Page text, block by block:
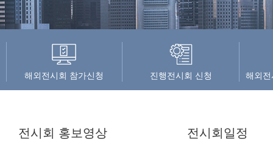
해외전시회 참가신청 진행전시회 신청 해외
전시회 홍보영상 전시회일정